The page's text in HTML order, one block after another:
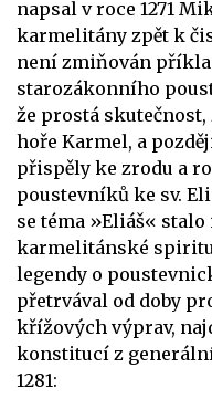
napsal v roce 1271
karmelitány zpět k
není zmiňován
starozákonního
že prostá
hoře Karmel, a
přispěly ke zrodu a
poustevníků ke sv.
se téma »Eliáš«
karmelitánské
legendy o
přetrvával od doby
křížových výprav,
konstitucí z
1281: